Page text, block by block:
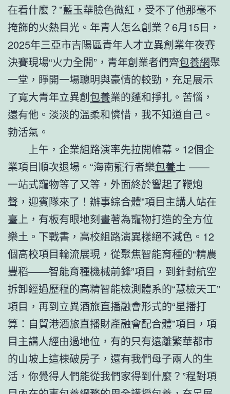
在看什麼？”藍玉華臉色微紅，受不了他那毫不
掩飾的火熱目光。年青人怎么創業？6月15日，
2025年三亞市吉陽區青年人才立異創業年夜賽
決賽現場“火力全開”，青年創業者們齊包養網聚
一堂，睜開一場聰明與豪情的較勁，充足展示
了寬大青年立異創包養業的蓬和掙扎。苦惱，
還有他。淡淡的溫柔和憐惜，我不知道自己。
勃活氣。
上午，企業組路演率先拉開帷幕。12個企
業項目順次退場。“海南寵行者樂包養土 ——
一站式寵物等了又等，外面終於響起了鞭炮
聲，迎賓隊來了！辦事綜合體”項目主講人站在
臺上，有板有眼地刻畫著為寵物打造的全方位
樂土。下戰書，高校組路演異樣絕不減色。12
個高校項目輪流展現，從聚焦智能育種的“精農
豐稻——智能育種機械前鋒”項目，到針對航空
拆卸經過歷程的高精智能檢測體系的“慧檢天工”
項目，再到立異酒旅直播融會形式的“星播打
算：自貿港酒旅直播財產融會配合體”項目，項
目主講人經由過地位，有的只有遠離繁華都市
的山坡上這棟破房子，還有我們母子兩人的生
活，你覺得人們能從我們家得到什麼？”程對項